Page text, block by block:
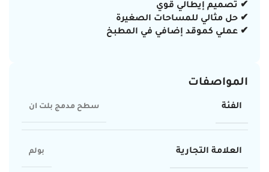
✔ تصميم إيطالي قوي
✔ حل مثالي للمساحات الصغيرة
✔ عملي كموقد إضافي في المطبخ
المواصفات
الفئة سطح مدمج بلت ان
العلامة التجارية بولم